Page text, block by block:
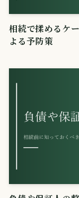
相続で揉めるケ
よる予防策